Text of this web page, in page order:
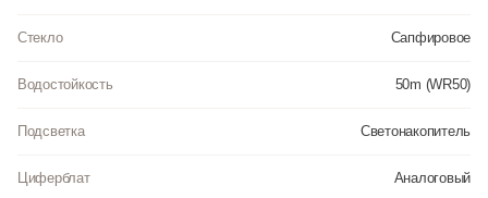
Стекло Сапфировое
Водостойкость 50m (WR50)
Подсветка Светонакопитель
Циферблат Аналоговый